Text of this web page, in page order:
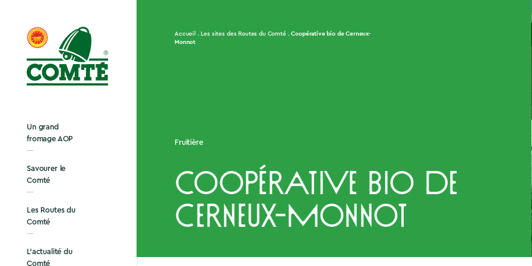
Un grand
fromage AOP
Savourer le
Comté
Les Routes du
Comté
L’actualité du
Comté
Accueil Les sites des Routes du Comté
Coopérative bio de Cerneux-
Monnot
Fruitière
Coopérative bio de
Cerneux-Monnot